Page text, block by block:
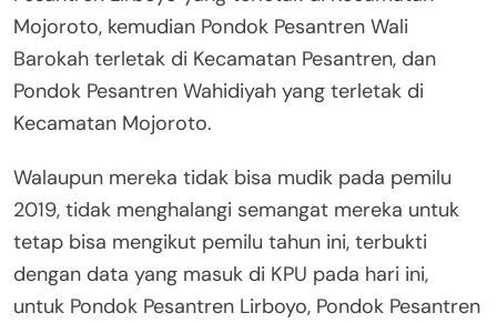
Mojoroto, kemudian Pondok Pesantren Wali
Barokah terletak di Kecamatan Pesantren, dan
Pondok Pesantren Wahidiyah yang terletak di
Kecamatan Mojoroto.
Walaupun mereka tidak bisa mudik pada pemilu
2019, tidak menghalangi semangat mereka untuk
tetap bisa mengikut pemilu tahun ini, terbukti
dengan data yang masuk di KPU pada hari ini,
untuk Pondok Pesantren Lirboyo, Pondok Pesantren